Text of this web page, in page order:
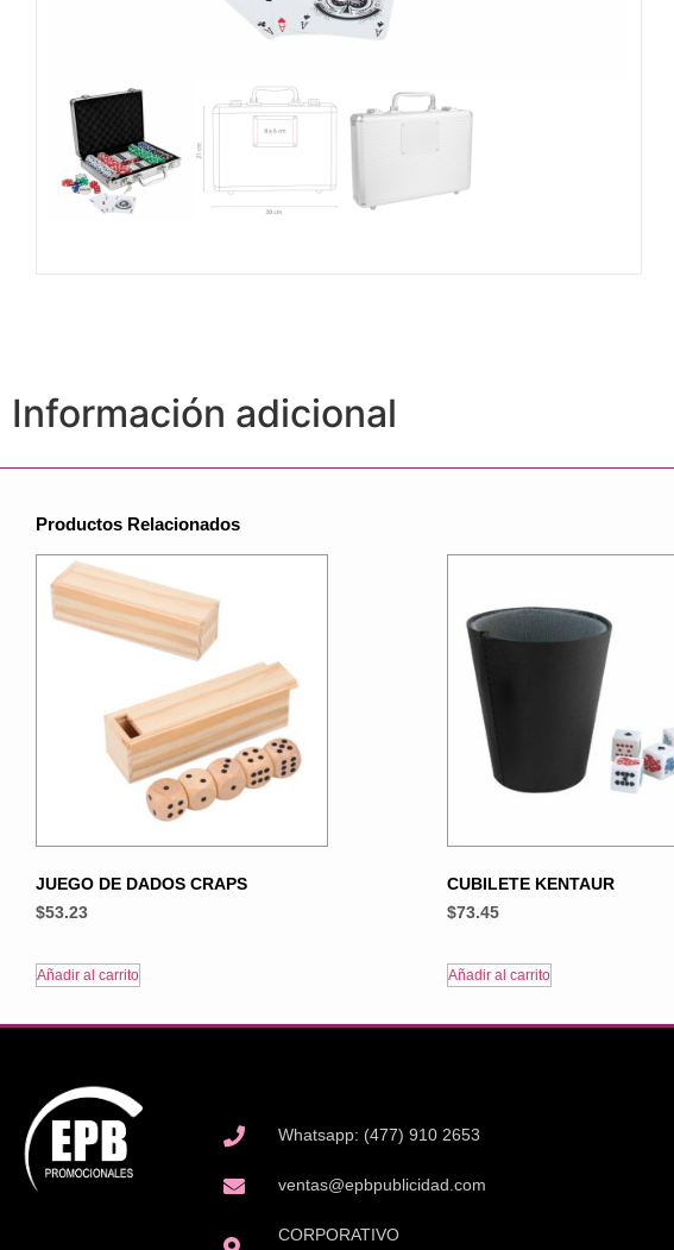
Información adicional
Productos Relacionados
JUEGO DE DADOS CRAPS
$53.23
Añadir al carrito
CUBILETE KENTAUR
$73.45
Añadir al carrito
Whatsapp: (477) 910 2653
ventas@epbpublicidad.com
CORPORATIVO